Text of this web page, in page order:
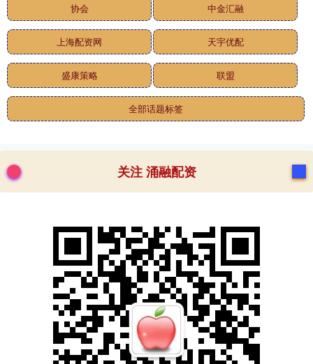
协会 中金汇融
上海配资网 天宇优配
盛康策略 联盟
全部话题标签
关注 涌融配资